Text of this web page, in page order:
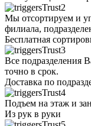
Мы отсортируем и
филиала,
Бесплатная
Все подразделения
точно в срок.
Доставка по
Подъем на этаж и
Из рук в руки